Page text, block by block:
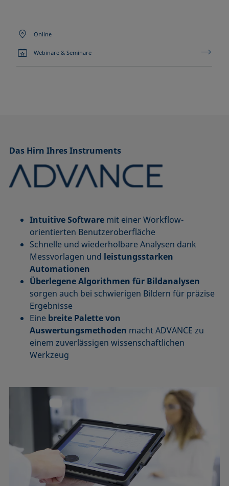
Online
Webinare & Seminare
Das Hirn Ihres Instruments
Intuitive Software mit einer Workflow-
orientierten Benutzeroberfläche
Schnelle und wiederholbare Analysen dank
Messvorlagen und leistungsstarken
Automationen
Überlegene Algorithmen für Bildanalysen
sorgen auch bei schwierigen Bildern für präzise
Ergebnisse
Eine breite Palette von
Auswertungsmethoden macht ADVANCE zu
einem zuverlässigen wissenschaftlichen
Werkzeug